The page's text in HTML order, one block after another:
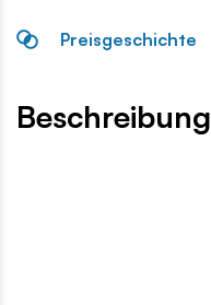
Preisgeschichte
Beschreibung